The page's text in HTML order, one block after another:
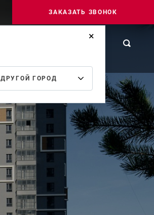
ЗАКАЗАТЬ ЗВОНОК
ДРУГОЙ ГОРОД